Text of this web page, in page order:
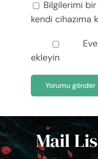
Bilgilerimi
kendi cihazıma
ekleyin
Mail